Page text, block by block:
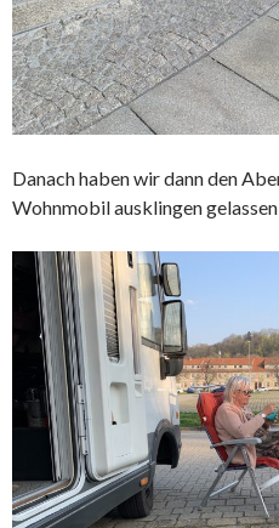
Danach haben wir dann den
Wohnmobil ausklingen gelassen